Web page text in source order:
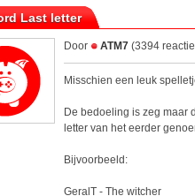
Last letter
Door ATM7 (3394
Misschien een leuk
De bedoeling is zeg maar
letter van het eerder
Bijvoorbeeld:
GeralT - The witcher